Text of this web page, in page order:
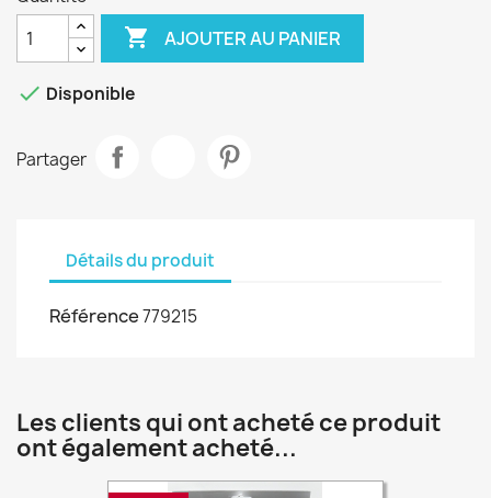
 AJOUTER AU PANIER
 Disponible
Partager
Détails du produit
Référence779215
Les clients qui ont acheté ce produit
ont également acheté...